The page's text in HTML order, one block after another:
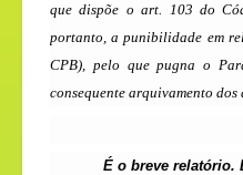
que dispõe o art. 103 do
portanto, a punibilidade em
CPB), pelo que pugna o
consequente arquivamento dos
É o breve relatório.